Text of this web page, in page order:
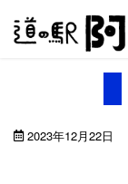
Skip
2023年12月22日